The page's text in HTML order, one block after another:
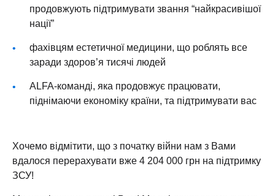
продовжують підтримувати звання “найкрасивішої
нації”
фахівцям естетичної медицини, що роблять все
заради здоров’я тисячі людей
ALFA-команді, яка продовжує працювати,
піднімаючи економіку країни, та підтримувати вас
Хочемо відмітити, що з початку війни нам з Вами
вдалося перерахувати вже 4 204 000 грн на підтримку
ЗСУ!